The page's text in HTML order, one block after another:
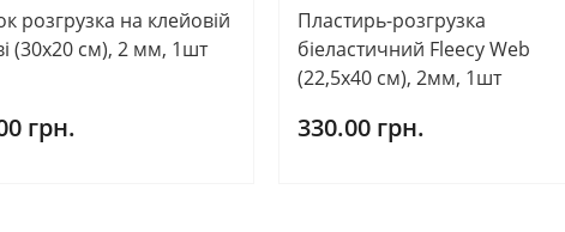
розгрузка на клейовій
(30х20 см), 2 мм, 1шт
грн.
Пластирь-розгрузка
біеластичний Fleecy Web
(22,5х40 см), 2мм, 1шт
330.00 грн.